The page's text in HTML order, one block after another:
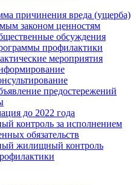
причинения вреда (ущерба)
законом ценностям
обсуждения
профилактики
мероприятия
предостережений
до 2022 года
контроль за исполнением
обязательств
жилищный контроль